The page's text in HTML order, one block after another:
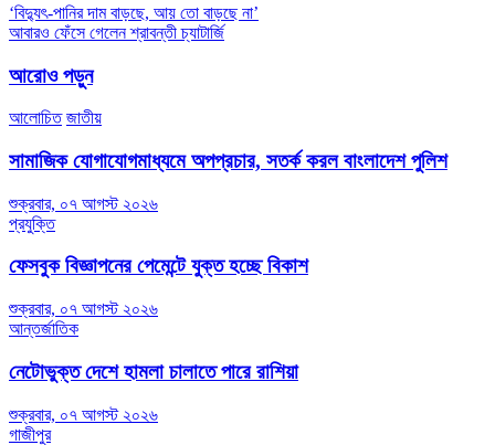
Post
navigation
‘বিদ্যুৎ-পানির দাম বাড়ছে, আয় তো বাড়ছে না’
আবারও ফেঁসে গেলেন শ্রাবন্তী চ্যাটার্জি
আরোও পড়ুন
আলোচিত জাতীয়
সামাজিক যোগাযোগমাধ্যমে অপপ্রচার, সতর্ক করল বাংলাদেশ পুলিশ
শুক্রবার, ০৭ আগস্ট ২০২৬
প্রযুক্তি
ফেসবুক বিজ্ঞাপনের পেমেন্টে যুক্ত হচ্ছে বিকাশ
শুক্রবার, ০৭ আগস্ট ২০২৬
আন্তর্জাতিক
নেটোভুক্ত দেশে হামলা চালাতে পারে রাশিয়া
শুক্রবার, ০৭ আগস্ট ২০২৬
গাজীপুর